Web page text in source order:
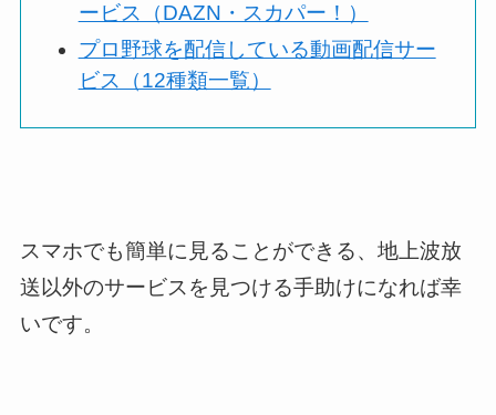
ービス（DAZN・スカパー！）
プロ野球を配信している動画配信サー
ビス（12種類一覧）
スマホでも簡単に見ることができる、地上波放
送以外のサービスを見つける手助けになれば幸
いです。